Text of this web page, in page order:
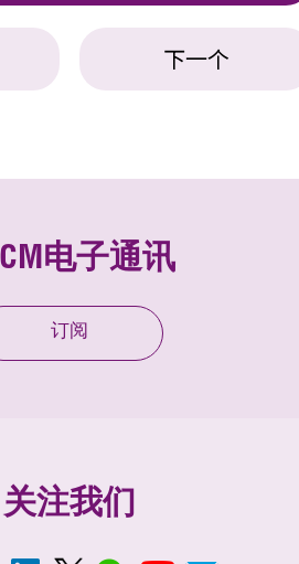
下一个
电子通讯
订阅
关注我们